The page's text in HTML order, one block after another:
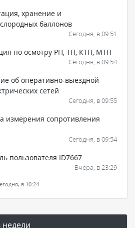
хранение и
баллонов
Сегодня, в 09:51
по осмотру РП, ТП, КТП, МТП
Сегодня, в 09:54
об оперативно-выездной
сетей
Сегодня, в 09:55
измерения сопротивления
Сегодня, в 09:54
пользователя ID7667
Вчера, в 23:29
в 10:24
недели